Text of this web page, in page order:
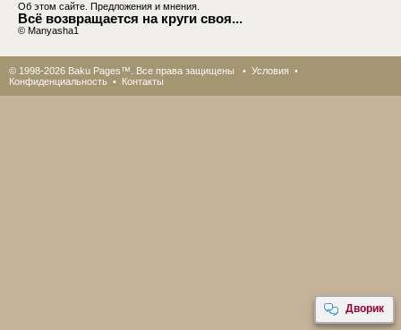
Дворик
Об этом сайте. Предложения и мнения.
Всё возвращается на круги своя...
© Manyasha1
© 1998-2026 Baku Pages™. Все права защищены • Условия •
Конфиденциальность • Контакты